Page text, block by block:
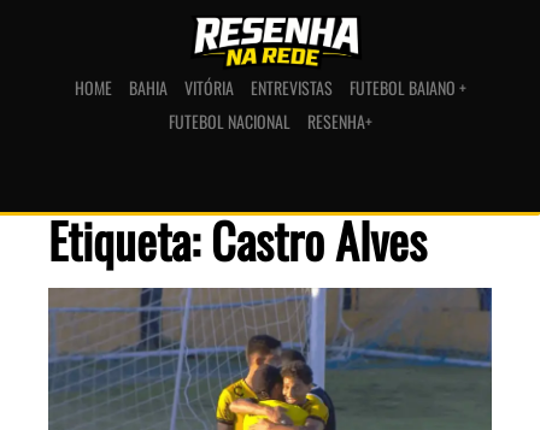
HOME BAHIA VITÓRIA ENTREVISTAS
FUTEBOL BAIANO +
FUTEBOL NACIONAL
RESENHA+
Etiqueta: Castro Alves